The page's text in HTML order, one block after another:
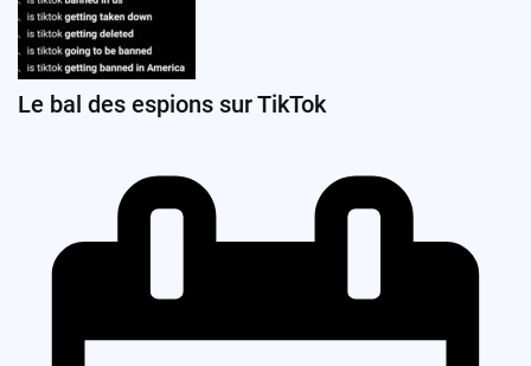
Le bal des espions sur TikTok